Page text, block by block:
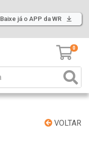
Baixe já o APP da WR
0
VOLTAR